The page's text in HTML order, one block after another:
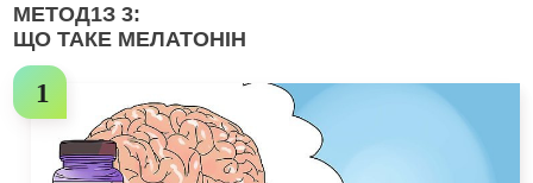
МЕТОД1З 3:
ЩО ТАКЕ МЕЛАТОНІН